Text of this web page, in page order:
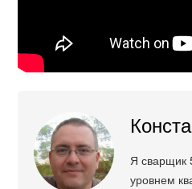
Я сварщик
уровнем